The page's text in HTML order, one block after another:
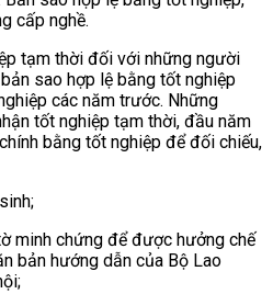
cấp nghề.
tạm thời đối với những người
sao hợp lệ bằng tốt nghiệp
các năm trước. Những
tốt nghiệp tạm thời, đầu năm
bằng tốt nghiệp để đối chiếu,
minh chứng để được hưởng chế
bản hướng dẫn của Bộ Lao